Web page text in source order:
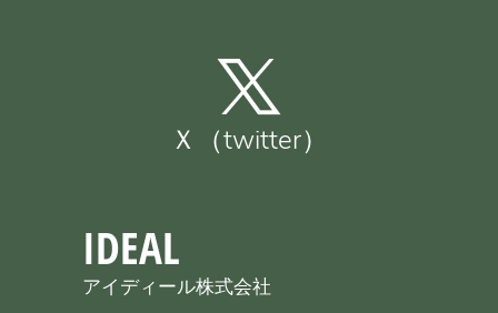
Ｘ（twitter）
IDEAL
アイディール株式会社